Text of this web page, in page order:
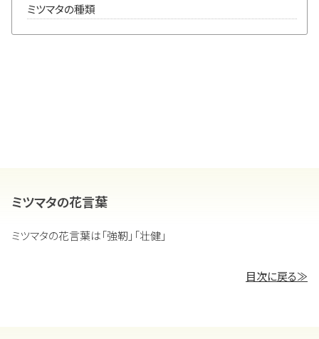
ミツマタの種類
ミツマタの花言葉
ミツマタの花言葉は「強靭」「壮健」
目次に戻る≫